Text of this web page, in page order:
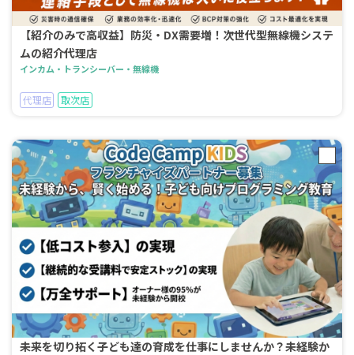
【紹介のみで高収益】防災・DX需要増！次世代型無線機システ
ムの紹介代理店
インカム・トランシーバー・無線機
代理店 取次店
未来を切り拓く子ども達の育成を仕事にしませんか？未経験か